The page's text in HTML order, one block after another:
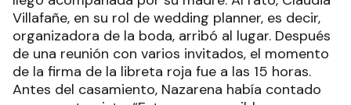
Villafañe, en su rol de wedding planner, es decir,
organizadora de la boda, arribó al lugar. Después
de una reunión con varios invitados, el momento
de la firma de la libreta roja fue a las 15 horas.
Antes del casamiento, Nazarena había contado